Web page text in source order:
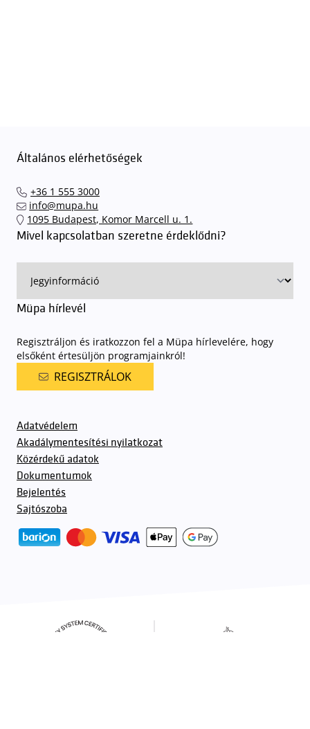
Általános elérhetőségek
+36 1 555 3000
info@mupa.hu
1095 Budapest, Komor Marcell u. 1.
Mivel kapcsolatban szeretne érdeklődni?
Müpa hírlevél
Regisztráljon és iratkozzon fel a Müpa hírlevelére, hogy
elsőként értesüljön programjainkról!
REGISZTRÁLOK
Adatvédelem
Akadálymentesítési nyilatkozat
Közérdekű adatok
Dokumentumok
Bejelentés
Sajtószoba